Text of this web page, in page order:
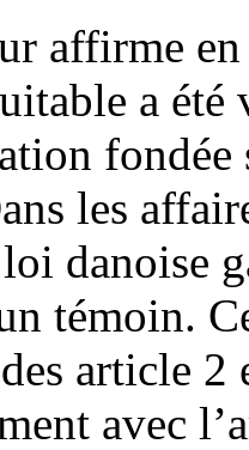
affirme
a
fondée
les
danoise
témoin.
article 2
avec